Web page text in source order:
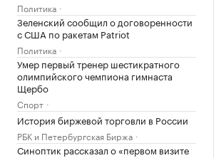
Политика
Зеленский сообщил о договоренности
с США по ракетам Patriot
Политика
Умер первый тренер шестикратного
олимпийского чемпиона гимнаста
Щербо
Спорт
История биржевой торговли в России
РБК и Петербургская Биржа
Синоптик рассказал о «первом визите